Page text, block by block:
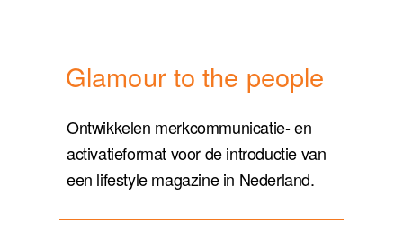
Glamour to the people
Ontwikkelen merkcommunicatie- en
activatieformat voor de introductie van
een lifestyle magazine in Nederland.